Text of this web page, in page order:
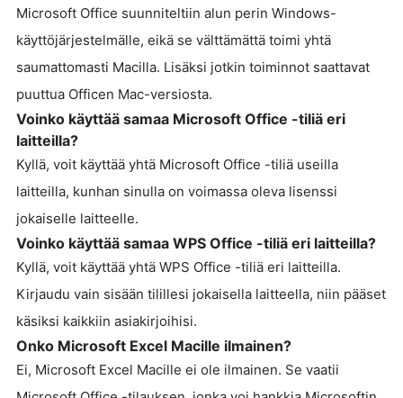
Microsoft Office suunniteltiin alun perin Windows-
käyttöjärjestelmälle, eikä se välttämättä toimi yhtä
saumattomasti Macilla. Lisäksi jotkin toiminnot saattavat
puuttua Officen Mac-versiosta.
Voinko käyttää samaa Microsoft Office -tiliä eri
laitteilla?
Kyllä, voit käyttää yhtä Microsoft Office -tiliä useilla
laitteilla, kunhan sinulla on voimassa oleva lisenssi
jokaiselle laitteelle.
Voinko käyttää samaa WPS Office -tiliä eri laitteilla?
Kyllä, voit käyttää yhtä WPS Office -tiliä eri laitteilla.
Kirjaudu vain sisään tilillesi jokaisella laitteella, niin pääset
käsiksi kaikkiin asiakirjoihisi.
Onko Microsoft Excel Macille ilmainen?
Ei, Microsoft Excel Macille ei ole ilmainen. Se vaatii